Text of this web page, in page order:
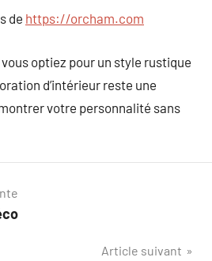
de https://orcham.com
optiez pour un style rustique
d’intérieur reste une
votre personnalité sans
Article suivant